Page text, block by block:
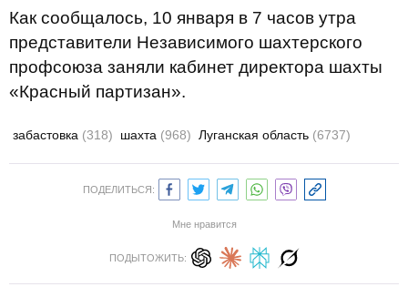
Как сообщалось, 10 января в 7 часов утра
представители Независимого шахтерского
профсоюза заняли кабинет директора шахты
«Красный партизан».
забастовка (318) шахта (968) Луганская область (6737)
ПОДЕЛИТЬСЯ:
Мне нравится
ПОДЫТОЖИТЬ: